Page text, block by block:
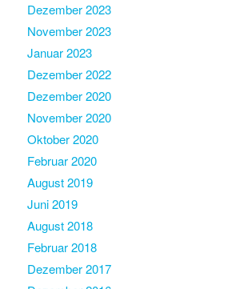
Dezember 2023
November 2023
Januar 2023
Dezember 2022
Dezember 2020
November 2020
Oktober 2020
Februar 2020
August 2019
Juni 2019
August 2018
Februar 2018
Dezember 2017